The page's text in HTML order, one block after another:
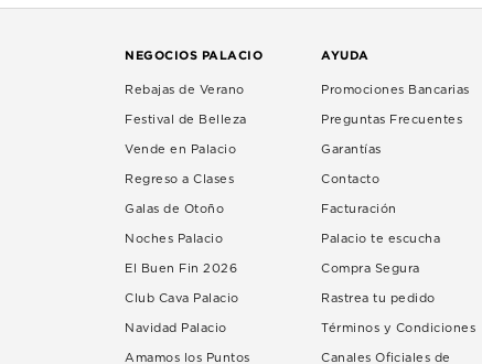
NEGOCIOS PALACIO
Rebajas de Verano
Festival de Belleza
Vende en Palacio
Regreso a Clases
Galas de Otoño
Noches Palacio
El Buen Fin 2026
Club Cava Palacio
Navidad Palacio
Amamos los Puntos
AYUDA
Promociones Bancarias
Preguntas Frecuentes
Garantías
Contacto
Facturación
Palacio te escucha
Compra Segura
Rastrea tu pedido
Términos y Condiciones
Canales Oficiales de